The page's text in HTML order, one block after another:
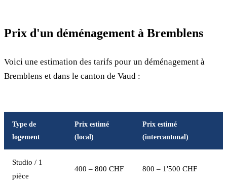
Prix d'un déménagement à Bremblens
Voici une estimation des tarifs pour un déménagement à
Bremblens et dans le canton de Vaud :
Type de
logement
Prix estimé
(local)
Prix estimé
(intercantonal)
Studio / 1
pièce
400 – 800 CHF 800 – 1'500 CHF